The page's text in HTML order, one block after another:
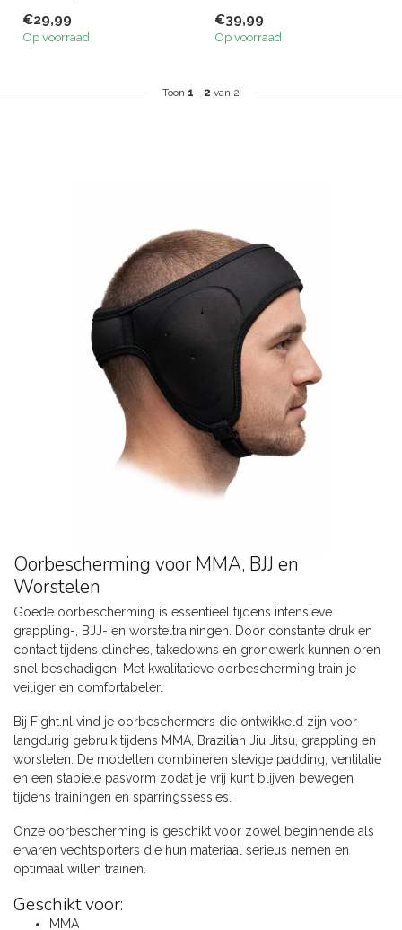
worstelen, BJJ en MMA....
€29,99
Op voorraad
€39,99
Op voorraad
Toon 1 - 2 van 2
Oorbescherming voor MMA, BJJ en
Worstelen
Goede oorbescherming is essentieel tijdens intensieve
grappling-, BJJ- en worsteltrainingen. Door constante druk en
contact tijdens clinches, takedowns en grondwerk kunnen oren
snel beschadigen. Met kwalitatieve oorbescherming train je
veiliger en comfortabeler.
Bij Fight.nl vind je oorbeschermers die ontwikkeld zijn voor
langdurig gebruik tijdens MMA, Brazilian Jiu Jitsu, grappling en
worstelen. De modellen combineren stevige padding, ventilatie
en een stabiele pasvorm zodat je vrij kunt blijven bewegen
tijdens trainingen en sparringssessies.
Onze oorbescherming is geschikt voor zowel beginnende als
ervaren vechtsporters die hun materiaal serieus nemen en
optimaal willen trainen.
Geschikt voor:
MMA